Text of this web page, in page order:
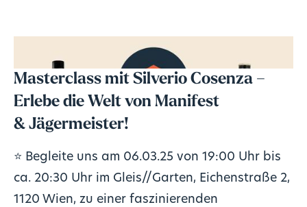
Masterclass mit Silverio Cosenza –
Erlebe die Welt von Manifest
& Jägermeister!
⭐ Begleite uns am 06.03.25 von 19:00 Uhr bis
ca. 20:30 Uhr im Gleis//Garten, Eichenstraße 2,
1120 Wien, zu einer faszinierenden